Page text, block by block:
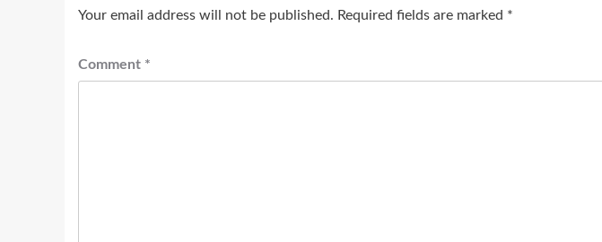
Your email address will not be published. Required fields are marked *
Comment *